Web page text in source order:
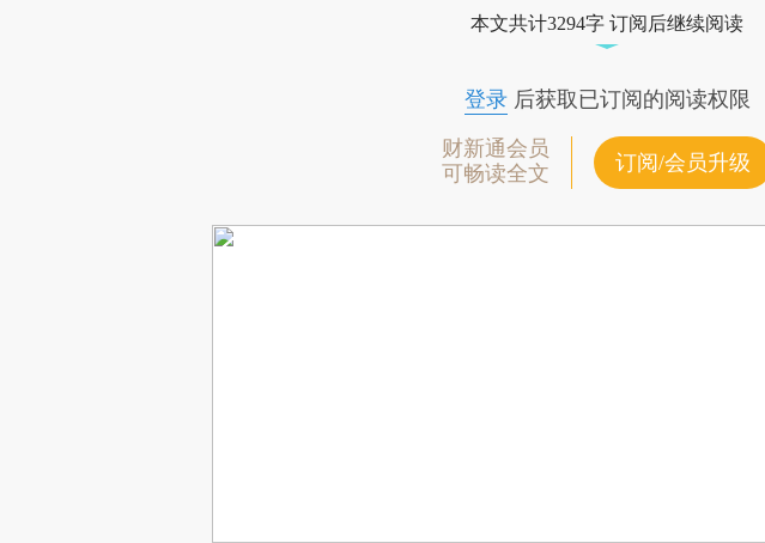
本文共计3294字 订阅后继续阅读
登录后获取已订阅的阅读权限
财新通会员
可畅读全文
订阅/会员升级